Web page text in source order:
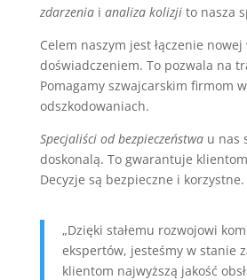
zdarzeniai analiza kolizjito nasza
Celem naszym jest łączenie nowej
doświadczeniem. To pozwala na
Pomagamy szwajcarskim firmom w
odszkodowaniach.
Specjaliści od bezpieczeństwau nas
doskonalą. To gwarantuje
Decyzje są bezpieczne i korzystne.
„Dzięki stałemu rozwojowi
ekspertów, jesteśmy w stanie
klientom najwyższą jakość